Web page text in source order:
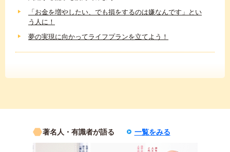
「お金を増やしたい、でも損をするのは嫌なんです」とい
う人に！
夢の実現に向かってライフプランを立てよう！
著名人・有識者が語る 一覧をみる